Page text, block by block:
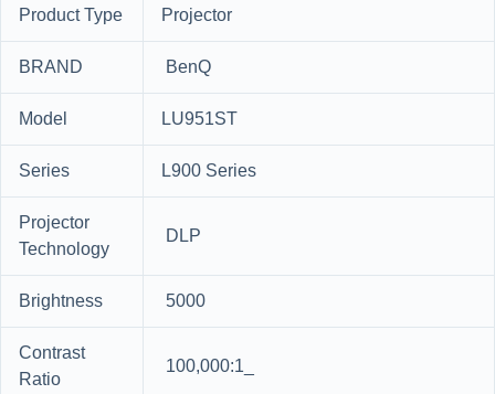
Product Type
Projector
BRAND
BenQ
Model
LU951ST
Series
L900 Series
Projector
Technology
DLP
Brightness
5000
Contrast
Ratio
100,000:1_